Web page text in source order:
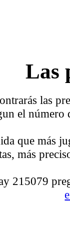
Las
las
el número
que más
más
215079